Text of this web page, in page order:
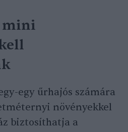
mini
egy űrhajós számára
növényekkel
biztosíthatja a